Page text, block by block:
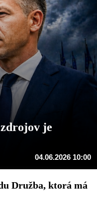
je
04.06.2026 10:00
Družba, ktorá má